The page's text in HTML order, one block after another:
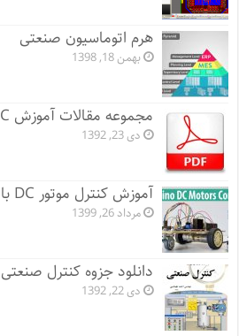
هرم اتوماسیون صنعتی
بهمن 18, 1398
مجموعه مقالات آموزش PLC
دی 23, 1392
آموزش کنترل موتور DC با آردوینو
مرداد 26, 1399
دانلود جزوه کنترل صنعتی
دی 22, 1392